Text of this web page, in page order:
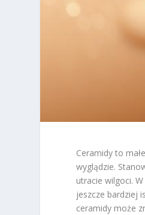
Ceramidy to
wyglądzie.
utracie wilgoci.
jeszcze bardziej
ceramidy może